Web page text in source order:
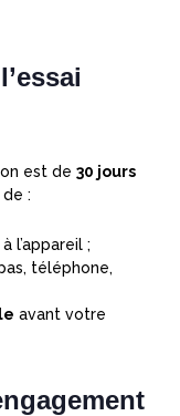
est de 30 jours
:
l’appareil ;
téléphone,
avant votre